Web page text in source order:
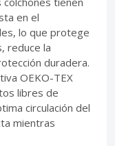
en el
lo que protege
reduce la
duradera.
OEKO-TEX
libres de
circulación del
mientras